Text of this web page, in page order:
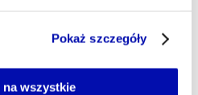
na zapisywanie plików cookie,
uprawnieniami, np. we
Pokaż szczegóły
na wszystkie